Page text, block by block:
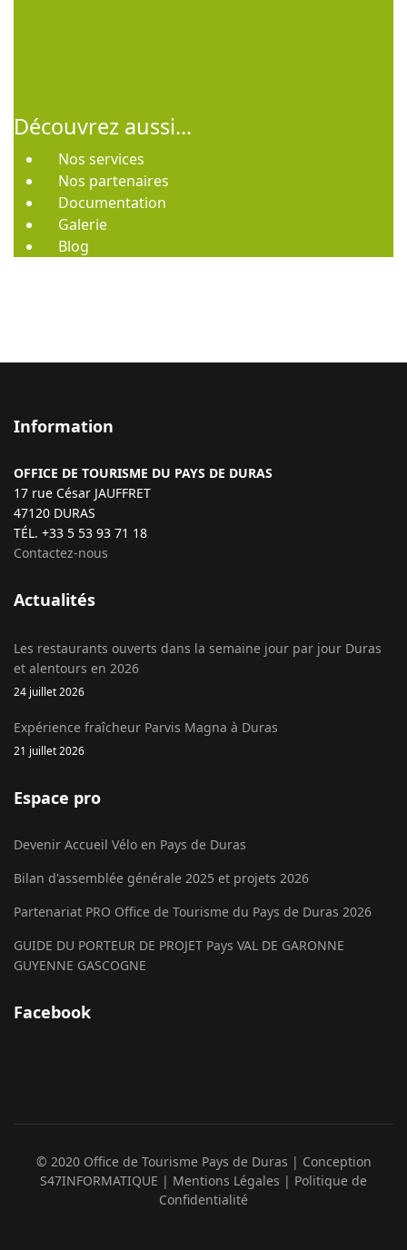
Découvrez aussi...
Nos services
Nos partenaires
Documentation
Galerie
Blog
Information
OFFICE DE TOURISME DU PAYS DE DURAS
17 rue César JAUFFRET
47120 DURAS
TÉL. +33 5 53 93 71 18
Contactez-nous
Actualités
Les restaurants ouverts dans la semaine jour par jour Duras
et alentours en 2026
24 juillet 2026
Expérience fraîcheur Parvis Magna à Duras
21 juillet 2026
Espace pro
Devenir Accueil Vélo en Pays de Duras
Bilan d'assemblée générale 2025 et projets 2026
Partenariat PRO Office de Tourisme du Pays de Duras 2026
GUIDE DU PORTEUR DE PROJET Pays VAL DE GARONNE
GUYENNE GASCOGNE
Facebook
© 2020 Office de Tourisme Pays de Duras | Conception
S47INFORMATIQUE | Mentions Légales | Politique de
Confidentialité